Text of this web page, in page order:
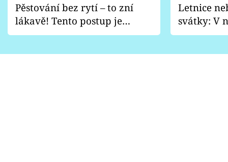
Pěstování bez rytí – to zní
lákavě! Tento postup je
vhodný jen pro některé
Letnice
svátky: V
pondělí